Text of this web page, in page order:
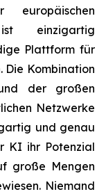
einzigartig
Plattform für
Die Kombination
der großen
Netzwerke
und genau
KI ihr Potenzial
große Mengen
Niemand